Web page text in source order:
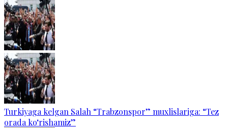
Turkiyaga kelgan Salah “Trabzonspor” muxlislariga: “Tez
orada ko‘rishamiz”